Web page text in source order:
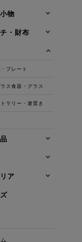
物
・財布
・プレート
ラス食器・グラス
トラリー・箸置き
ア